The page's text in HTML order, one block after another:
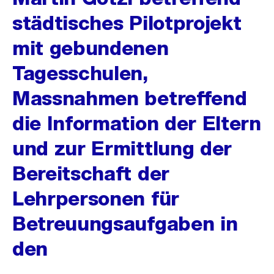
städtisches Pilotprojekt
mit gebundenen
Tagesschulen,
Massnahmen betreffend
die Information der Eltern
und zur Ermittlung der
Bereitschaft der
Lehrpersonen für
Betreuungsaufgaben in
den